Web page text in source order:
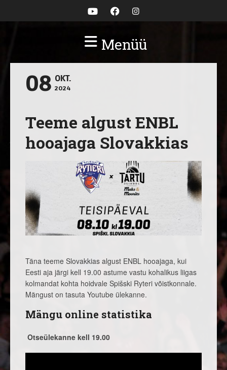
Menüü
08 OKT.
2024
Teeme algust ENBL
hooajaga Slovakkias
Täna teeme Slovakkias algust ENBL hooajaga, kui
Eesti aja järgi kell 19.00 astume vastu kohalikus liigas
kolmandat kohta hoidvale Spišski Ryteri võistkonnale.
Mängust on tasuta Youtube ülekanne.
Mängu online statistika
Otseülekanne kell 19.00